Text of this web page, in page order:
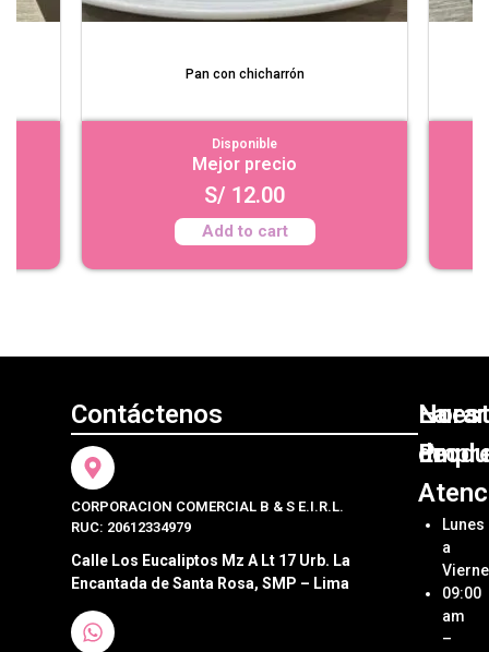
Pan con chicharrón
Disponible
Mejor precio
S/ 12.00
Add to cart
Contáctenos
CORPORACION COMERCIAL B & S E.I.R.L.
RUC: 20612334979
Calle Los Eucaliptos Mz A Lt 17 Urb. La
Encantada de Santa Rosa, SMP – Lima
La
Ubica
Tienda
de
Lunes
a
09:00
am
–